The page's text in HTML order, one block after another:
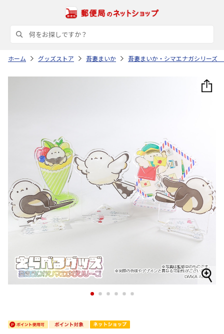
ホーム グッズストア 吾妻まいか 吾妻まいか・シマエナガシリーズ
1 2 3 4 5 6